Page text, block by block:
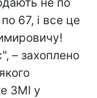
67, і все це
– захоплено
ЗМІ у